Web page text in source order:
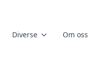
Diverse Om oss